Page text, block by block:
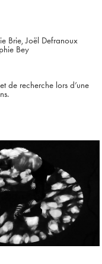
Brie, Joël Defranoux
Bey
de recherche lors d’une